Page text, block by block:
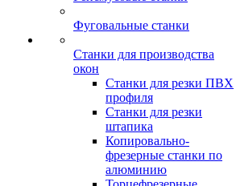
Фуговальные станки
Станки для производства
окон
Станки для резки ПВХ
профиля
Станки для резки
штапика
Копировально-
фрезерные станки по
алюминию